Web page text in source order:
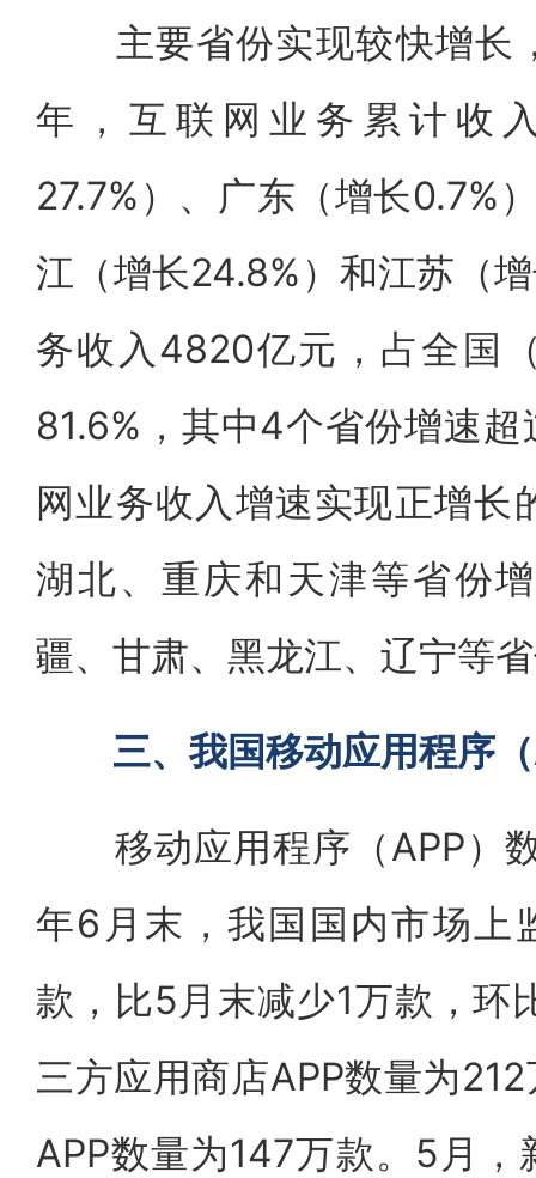
主要省份实现较快增长
年，互联网业务累计收
27.7%）、广东（增长0.7%
江（增长24.8%）和江苏（
务收入4820亿元，占全国
81.6%，其中4个省份增速
网业务收入增速实现正增长
湖北、重庆和天津等省份
疆、甘肃、黑龙江、辽宁等
三、我国移动应用程序
移动应用程序（APP）
年6月末，我国国内市场上
款，比5月末减少1万款，环
三方应用商店APP数量为
APP数量为147万款。5月